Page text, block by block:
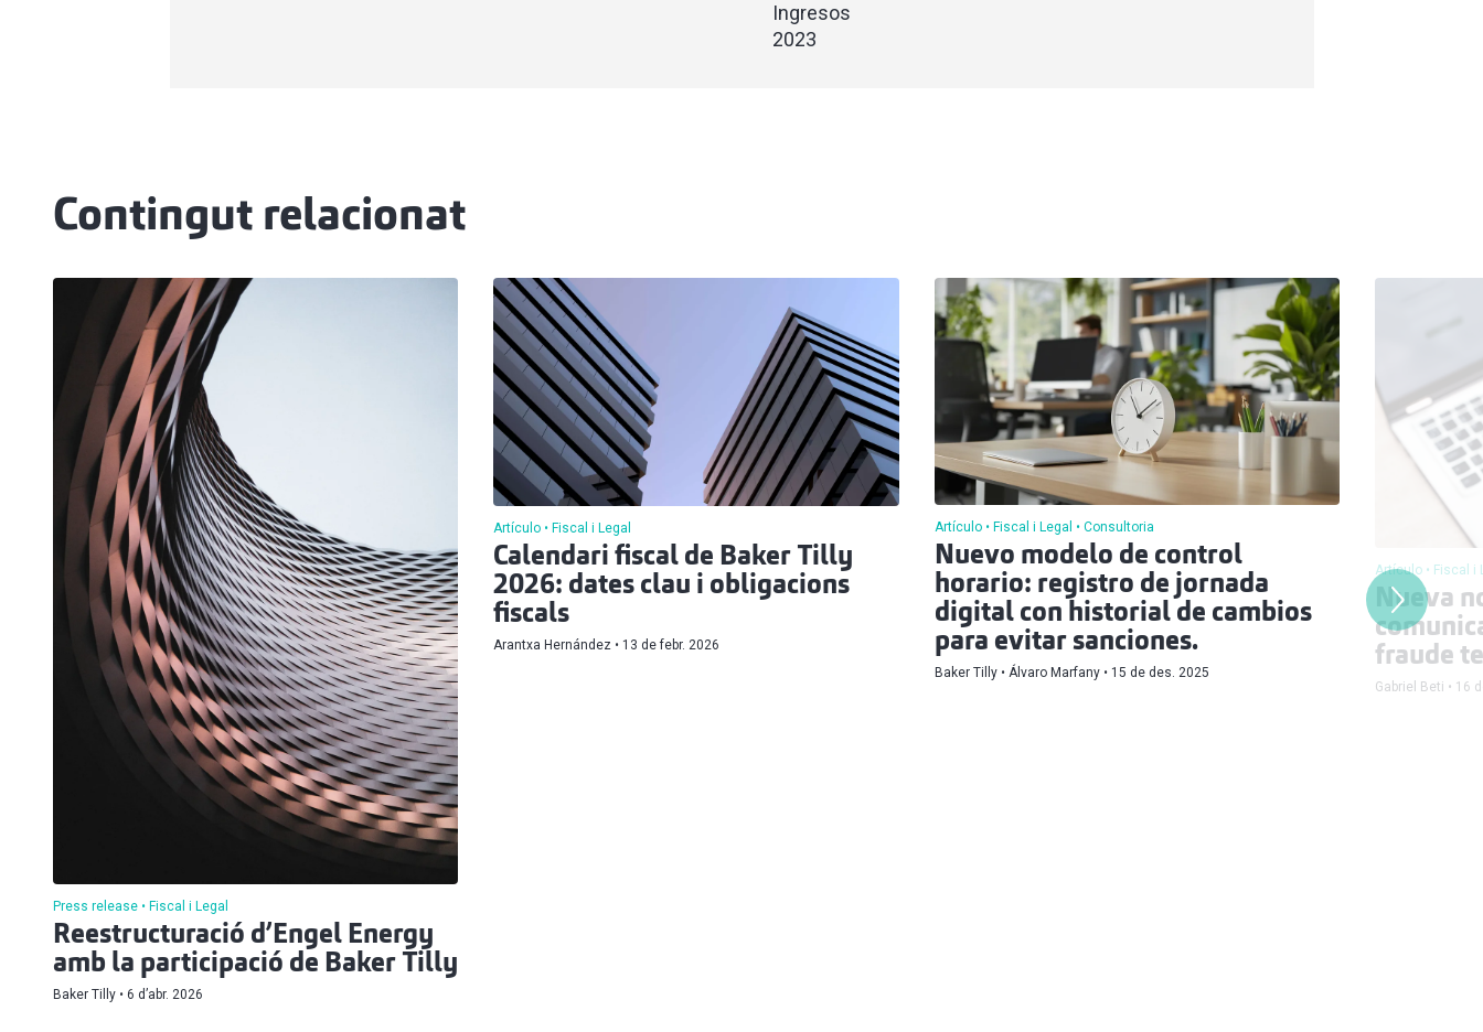
Ingresos
2023
Contingut relacionat
Press release Fiscal i Legal
Reestructuració d’Engel Energy
amb la participació de Baker Tilly
Baker Tilly 6 d’abr. 2026
Artículo Fiscal i Legal
Calendari fiscal de Baker Tilly
2026: dates clau i obligacions
fiscals
Arantxa Hernández 13 de febr. 2026
Artículo Fiscal i Legal Consultoria
Nuevo modelo de control
horario: registro de jornada
digital con historial de cambios
para evitar sanciones.
Baker Tilly Álvaro Marfany 15 de des. 2025
Artículo Fiscal i
Nueva
fraude
Gabriel Beti 16